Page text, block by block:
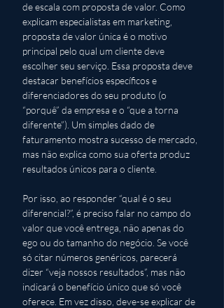
de escala com proposta de valor. Como
explicam especialistas em marketing,
proposta de valor única é o motivo
principal pelo qual um cliente deve
escolher seu serviço. Essa proposta deve
destacar benefícios específicos e
diferenciadores do seu produto (o
“porquê” da empresa e o “que a torna
diferente”). Um simples dado de
faturamento mostra sucesso de mercado,
mas não explica como sua oferta produz
resultados únicos para o cliente.
Por isso, ao responder “qual é o seu
diferencial?”, é preciso falar no campo do
valor que você entrega, não apenas do
ego ou do tamanho do negócio. Se você
só citar números genéricos, parecerá
dizer “veja nossos resultados”, mas não
indicará o benefício único que só você
oferece. Em vez disso, deve-se explicar de